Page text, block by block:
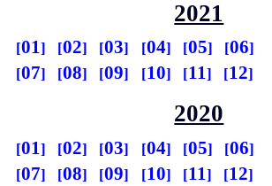
2021
01 02 03 04 05
06
07
08 09 10 11 12
2020
01 02 03 04 05
06
07
08 09 10 11 12